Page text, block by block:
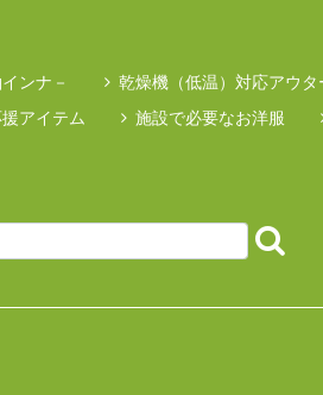
ンナ－ 乾燥機（低温）対応アウタ
アイテム 施設で必要なお洋服